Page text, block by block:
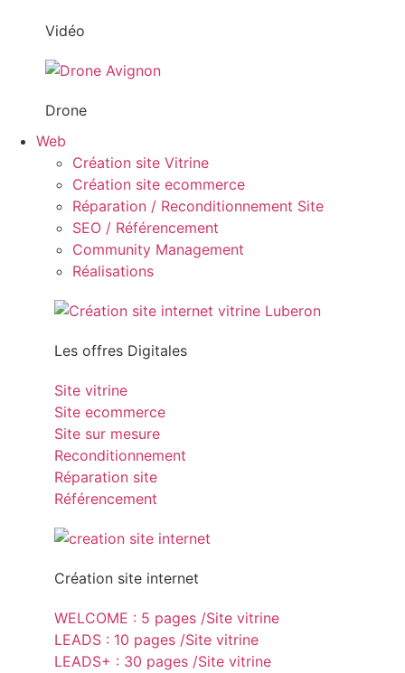
Vidéo
Drone
Web
Création site Vitrine
Création site ecommerce
Réparation / Reconditionnement Site
SEO / Référencement
Community Management
Réalisations
Les offres Digitales
Site vitrine
Site ecommerce
Site sur mesure
Reconditionnement
Réparation site
Référencement
Création site internet
WELCOME : 5 pages /Site vitrine
LEADS : 10 pages /Site vitrine
LEADS+ : 30 pages /Site vitrine